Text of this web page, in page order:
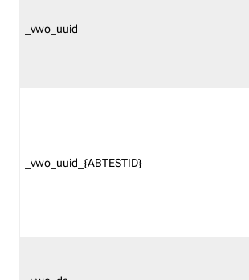
_vwo_uuid
_vwo_uuid_{ABTESTID}